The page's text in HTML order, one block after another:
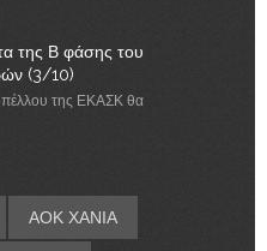
της Β φάσης του
(3/10)
της ΕΚΑΣΚ θα
ΑΟΚ ΧΑΝΙΑ